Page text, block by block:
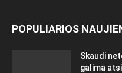
POPULIARIOS
Skaudi
galima